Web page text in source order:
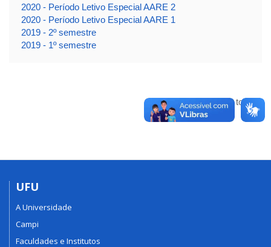
2020 - Período Letivo Especial AARE 2
2020 - Período Letivo Especial AARE 1
2019 - 2º semestre
2019 - 1º semestre
Voltar para o topo
UFU
A Universidade
Campi
Faculdades e Institutos